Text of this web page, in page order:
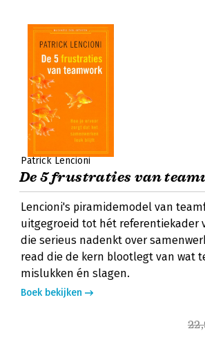
Patrick Lencioni
De 5 frustraties van
Lencioni's piramidemodel van
uitgegroeid tot hét referentiekader
die serieus nadenkt over
read die de kern blootlegt van wat
mislukken én slagen.
Boek bekijken